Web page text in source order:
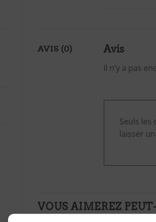
AVIS (0) Avis
Il n’y a pas
Seuls
laisser
VOUS AIMEREZ